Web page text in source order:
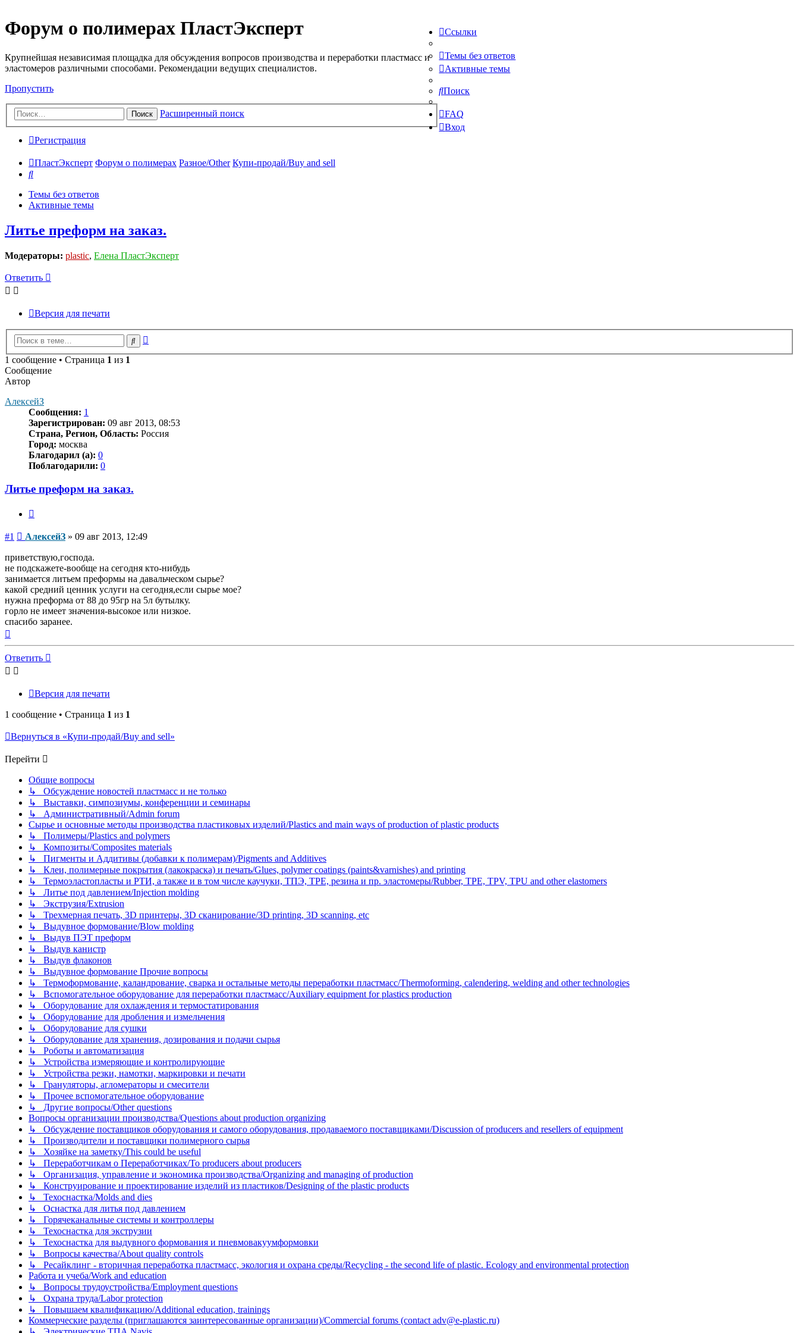
Форум о полимерах ПластЭксперт
Крупнейшая независимая площадка для обсуждения вопросов производства и переработки пластмасс и
эластомеров различными способами. Рекомендации ведущих специалистов.
Пропустить
Поиск Расширенный поиск
Ссылки
Темы без ответов
Активные темы
Поиск
FAQ
Вход
Регистрация
ПластЭксперт Форум о полимерах Разное/Other Купи-продай/Buy and sell
Поиск
Темы без ответов
Активные темы
Литье преформ на заказ.
Модераторы: plastic, Елена ПластЭксперт
Ответить
Версия для печати
Поиск
1 сообщение • Страница 1 из 1
Сообщение
Автор
АлексейЗ
Сообщения: 1
Зарегистрирован: 09 авг 2013, 08:53
Страна, Регион, Область: Россия
Город: москва
Благодарил (а): 0
Поблагодарили: 0
Литье преформ на заказ.
#1 Сообщение
АлексейЗ » 09 авг 2013, 12:49
приветствую,господа.
не подскажете-вообще на сегодня кто-нибудь
занимается литьем преформы на давальческом сырье?
какой средний ценник услуги на сегодня,если сырье мое?
нужна преформа от 88 до 95гр на 5л бутылку.
горло не имеет значения-высокое или низкое.
спасибо заранее.
началу
Ответить
Версия для печати
1 сообщение • Страница 1 из 1
Вернуться в «Купи-продай/Buy and sell»
Перейти
Общие вопросы
↳ Обсуждение новостей пластмасс и не только
↳ Выставки, симпозиумы, конференции и семинары
↳ Административный/Admin forum
Сырье и основные методы производства пластиковых изделий/Plastics and main ways of production of plastic products
↳ Полимеры/Plastics and polymers
↳ Композиты/Сomposites materials
↳ Пигменты и Аддитивы (добавки к полимерам)/Pigments and Additives
↳ Клеи, полимерные покрытия (лакокраска) и печать/Glues, polymer coatings (paints&varnishes) and printing
↳ Термоэластопласты и РТИ, а также и в том числе каучуки, ТПЭ, TPE, резина и пр. эластомеры/Rubber, TPE, TPV, TPU and other elastomers
↳ Литье под давлением/Injection molding
↳ Экструзия/Extrusion
↳ Трехмерная печать, 3D принтеры, 3D сканирование/3D printing, 3D scanning, etc
↳ Выдувное формование/Blow molding
↳ Выдув ПЭТ преформ
↳ Выдув канистр
↳ Выдув флаконов
↳ Выдувное формование Прочие вопросы
↳ Термоформование, каландрование, сварка и остальные методы переработки пластмасс/Thermoforming, calendering, welding and other technologies
↳ Вспомогательное оборудование для переработки пластмасс/Auxiliary equipment for plastics production
↳ Оборудование для охлаждения и термостатирования
↳ Оборудование для дробления и измельчения
↳ Оборудование для сушки
↳ Оборудование для хранения, дозирования и подачи сырья
↳ Роботы и автоматизация
↳ Устройства измеряющие и контролирующие
↳ Устройства резки, намотки, маркировки и печати
↳ Грануляторы, агломераторы и смесители
↳ Прочее вспомогательное оборудование
↳ Другие вопросы/Other questions
Вопросы организации производства/Questions about production organizing
↳ Обсуждение поставщиков оборудования и самого оборудования, продаваемого поставщиками/Discussion of producers and resellers of equipment
↳ Производители и поставщики полимерного сырья
↳ Хозяйке на заметку/This could be useful
↳ Переработчикам о Переработчиках/To producers about producers
↳ Организация, управление и экономика производства/Organizing and managing of production
↳ Конструирование и проектирование изделий из пластиков/Designing of the plastic products
↳ Техоснастка/Molds and dies
↳ Оснастка для литья под давлением
↳ Горячеканальные системы и контроллеры
↳ Техоснастка для экструзии
↳ Техоснастка для выдувного формования и пневмовакуумформовки
↳ Вопросы качества/About quality controls
↳ Ресайклинг - вторичная переработка пластмасс, экология и охрана среды/Recycling - the second life of plastic. Ecology and environmental protection
Работа и учеба/Work and education
↳ Вопросы трудоустройства/Employment questions
↳ Охрана труда/Labor protection
↳ Повышаем квалификацию/Additional education, trainings
Коммерческие разделы (приглашаются заинтересованные организации)/Commercial forums (contact adv@e-plastic.ru)